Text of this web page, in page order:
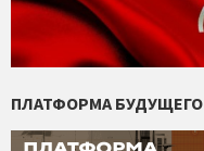
ПЛАТФОРМА БУДУЩЕГО